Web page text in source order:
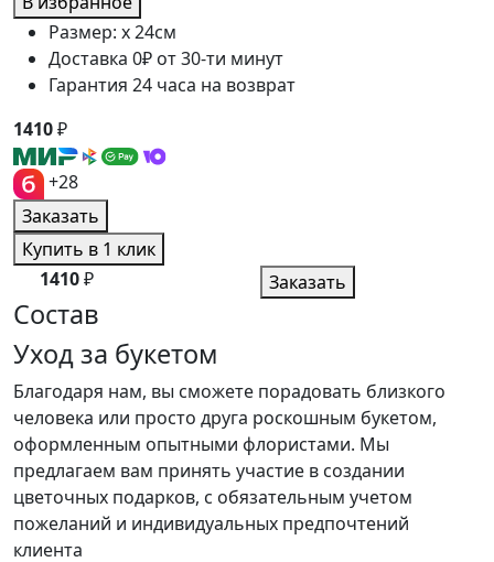
Размер: x 24см
Доставка 0₽ от 30-ти минут
Гарантия 24 часа на возврат
1410₽
+28
Заказать
Купить в 1 клик
1410₽ Заказать
Состав
Уход за букетом
Благодаря нам, вы сможете порадовать близкого
человека или просто друга роскошным букетом,
оформленным опытными флористами. Мы
предлагаем вам принять участие в создании
цветочных подарков, с обязательным учетом
пожеланий и индивидуальных предпочтений
клиента